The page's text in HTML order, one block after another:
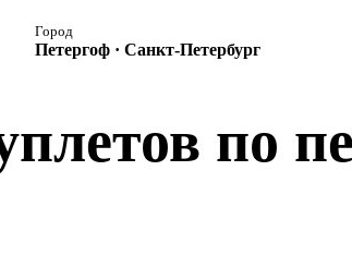
Город
Петергоф · Санкт-Петербург
по